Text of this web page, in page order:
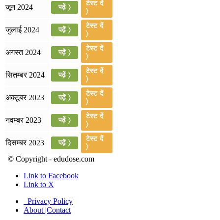
July 19, 2026
📝 डेली करेंट अफेयर्स: 16-18 जुलाई 2026
जून 2024 पढ़ें 〉
टेस्ट दें
〉
जुलाई 2024 पढ़ें 〉
टेस्ट दें
〉
अगस्त 2024 पढ़ें 〉
टेस्ट दें
〉
सितम्बर 2024 पढ़ें 〉
टेस्ट दें
〉
अक्टूबर 2023 पढ़ें 〉
टेस्ट दें
〉
नवम्बर 2023 पढ़ें 〉
टेस्ट दें
〉
दिसम्बर 2023 पढ़ें 〉
टेस्ट दें
〉
© Copyright - edudose.com
Link to Facebook
Link to X
Privacy Policy
About |Contact